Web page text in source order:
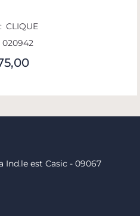
CLIQUE
020942
Ind.le est Casic - 09067